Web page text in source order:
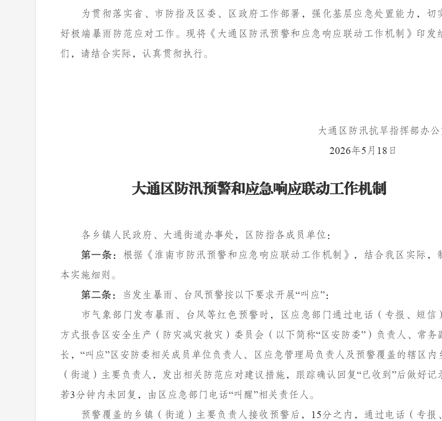
为贯彻落实省、市防指及区委、区政府工作部署，强化基层应急处置能力，切
好极端暴雨防范应对工作。现将《大通区防汛预警和应急响应联动工作机制》印发
们，请结合实际，认真贯彻执行。
大通区防汛抗旱指挥部办公
2026年5 月 18 日
大通区防汛预警和应急响应联动工作机制
各乡镇人民政府、大通街道办事处，区防指各成员单位：
第一条： 根据《淮南市防汛预警和应急响应联动工作机制》，结合我区实际，
本实施细则。
第二条：
当发生暴雨、台风预警按以下要求开展“叫应”：
市气象部门发布暴雨、台风等红色预警时，区应急部门通过电话（专报、短信
方式报告区安全生产（防灾减灾救灾）委员会（以下简称“区安防委”）负责人、常务
长，“叫应”区安防委相关成员单位负责人、区应急管理局负责人及预警覆盖的辖区内
（街道）主要负责人，发出相关防范应对建议措施，跟踪确认回复“已收到”后做好记
若3分钟内未回复，由区应急部门电话“叫醒”相关责任人。
预警覆盖的乡镇（街道）主要负责人接收预警后，
15分之内，通过电话（专报